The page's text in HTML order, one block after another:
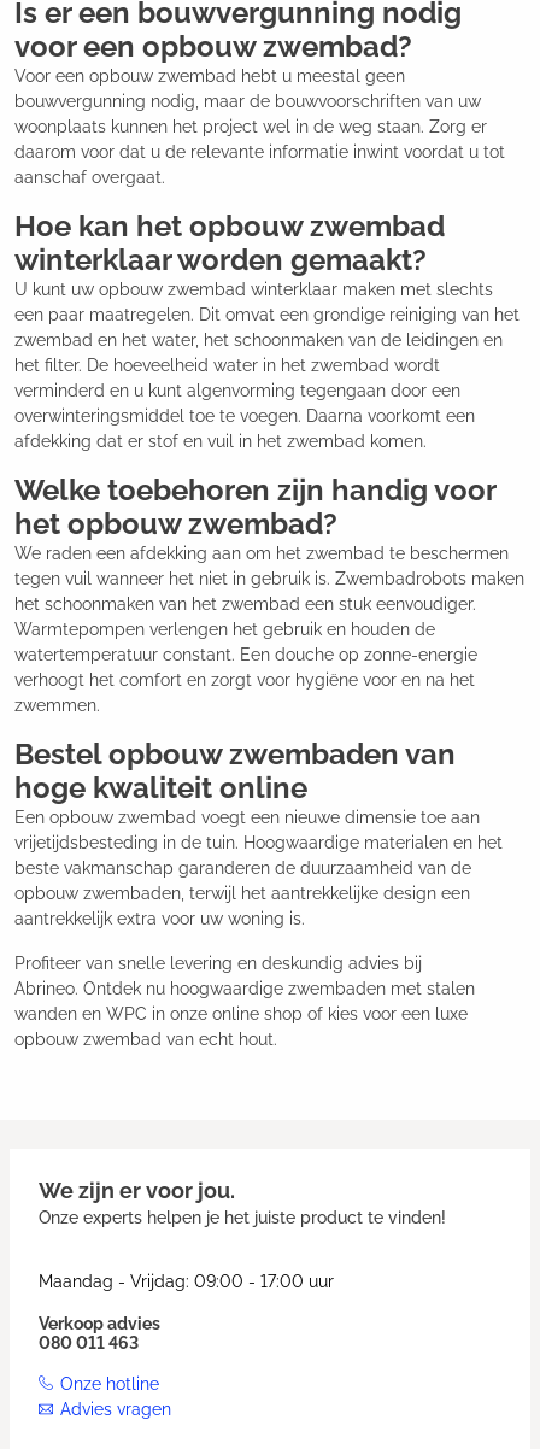
Is er een bouwvergunning nodig
voor een opbouw zwembad?
Voor een opbouw zwembad hebt u meestal geen
bouwvergunning nodig, maar de bouwvoorschriften van uw
woonplaats kunnen het project wel in de weg staan. Zorg er
daarom voor dat u de relevante informatie inwint voordat u tot
aanschaf overgaat.
Hoe kan het opbouw zwembad
winterklaar worden gemaakt?
U kunt uw opbouw zwembad winterklaar maken met slechts
een paar maatregelen. Dit omvat een grondige reiniging van het
zwembad en het water, het schoonmaken van de leidingen en
het filter. De hoeveelheid water in het zwembad wordt
verminderd en u kunt algenvorming tegengaan door een
overwinteringsmiddel toe te voegen. Daarna voorkomt een
afdekking dat er stof en vuil in het zwembad komen.
Welke toebehoren zijn handig voor
het opbouw zwembad?
We raden een afdekking aan om het zwembad te beschermen
tegen vuil wanneer het niet in gebruik is. Zwembadrobots maken
het schoonmaken van het zwembad een stuk eenvoudiger.
Warmtepompen verlengen het gebruik en houden de
watertemperatuur constant. Een douche op zonne-energie
verhoogt het comfort en zorgt voor hygiëne voor en na het
zwemmen.
Bestel opbouw zwembaden van
hoge kwaliteit online
Een opbouw zwembad voegt een nieuwe dimensie toe aan
vrijetijdsbesteding in de tuin. Hoogwaardige materialen en het
beste vakmanschap garanderen de duurzaamheid van de
opbouw zwembaden, terwijl het aantrekkelijke design een
aantrekkelijk extra voor uw woning is.
Profiteer van snelle levering en deskundig advies bij
Abrineo. Ontdek nu hoogwaardige zwembaden met stalen
wanden en WPC in onze online shop of kies voor een luxe
opbouw zwembad van echt hout.
We zijn er voor jou.
Onze experts helpen je het juiste product te vinden!
Maandag - Vrijdag: 09:00 - 17:00 uur
Verkoop advies
080 011 463
Onze hotline
Advies vragen